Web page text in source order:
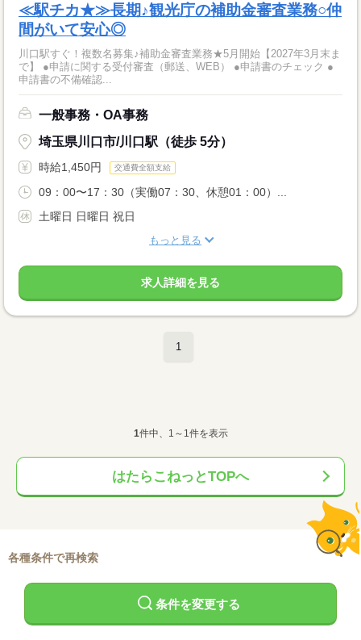
≪駅チカ★≫長期♪観光庁の補助金審査業務○仲
間がいて安心◎
川口駅すぐ！複数名募集♪補助金審査業務★5月開始【2027年3月末ま
で】 ●申請に関する受付審査（郵送、WEB） ●申請書のチェック ●
申請書の不備確認...
一般事務・OA事務
埼玉県川口市/川口駅（徒歩 5分）
時給1,450円 交通費全額支給
09：00〜17：30（実働07：30、休憩01：00）...
土曜日 日曜日 祝日
もっと見る
求人詳細を見る
1
1件中、1～1件を表示
はたらこねっとTOPへ
各種条件で再検索
条件を変更する